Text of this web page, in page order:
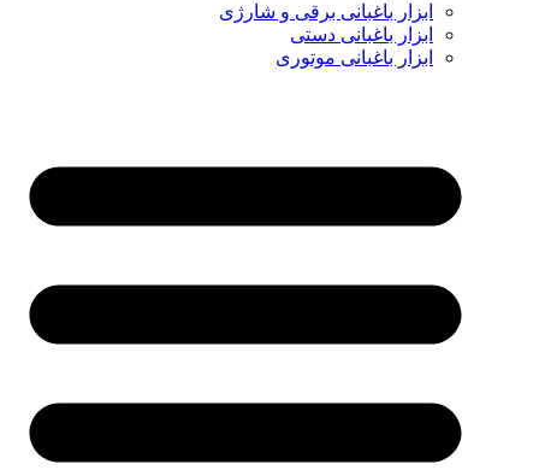
ابزار باغبانی برقی و شارژی
ابزار باغبانی دستی
ابزار باغبانی موتوری